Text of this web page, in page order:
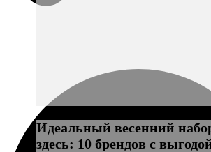
Идеальный весенний
здесь: 10 брендов с